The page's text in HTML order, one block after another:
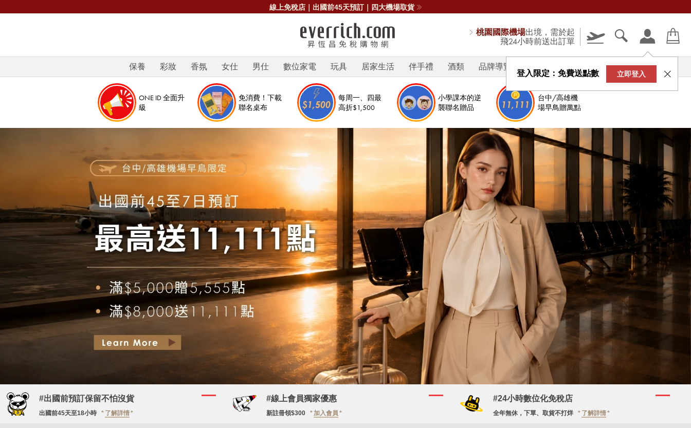
News 台中 / 高雄機場出發，最高贈11,111點
桃園國際機場出境，需於起
飛24小時前送出訂單
登入限定：免費送點數 立即登入
保養 彩妝 香氛 女仕 男仕 數位家電 玩具 居家生活 伴手禮 酒類 品牌導覽 V-STORY
ONE ID 全面升
級
免消費！下載
聯名桌布
每周一、四最
高折$1,500
小學課本的逆
襲聯名贈品
台中/高雄機
場早鳥贈萬點
#出國前預訂保留不怕沒貨
出國前45天至18小時 了解詳情
#線上會員獨家優惠
新註冊領$300 加入會員
#24小時數位化免稅店
全年無休，下單、取貨不打烊 了解詳情